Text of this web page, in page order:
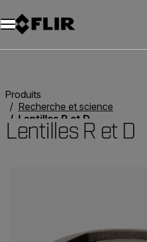
Unread messages
Modèle
Supprimer
articles
article
Ajouter au panier
Ajouté au panier
Produits
Recherche et science
Lentilles R et D
Lentilles R et D